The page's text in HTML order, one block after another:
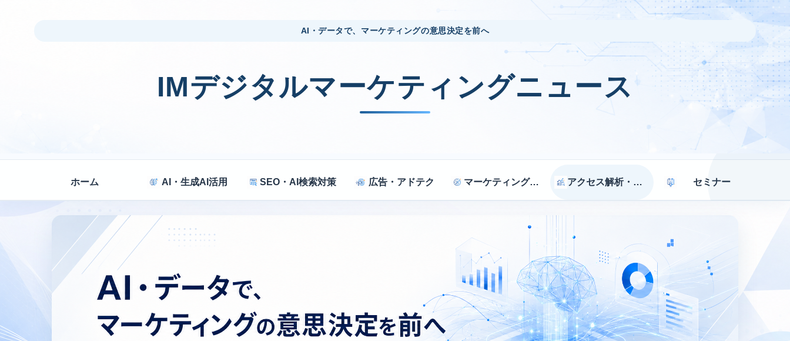
AI・データで、マーケティングの意思決定を前へ
IMデジタルマーケティングニュース
ホーム AI・生成AI活用 SEO・AI検索対策 広告・アドテク マーケティング戦略 アクセス解析・効果測定 セミナー